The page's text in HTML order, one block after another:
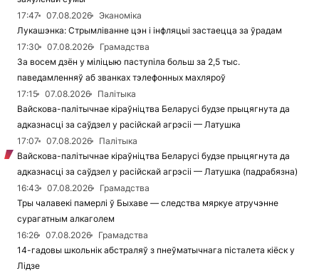
17:47
07.08.2026
Эканоміка
Лукашэнка: Стрымліванне цэн і інфляцыі застаецца за ўрадам
17:30
07.08.2026
Грамадства
За восем дзён у міліцыю паступіла больш за 2,5 тыс.
паведамленняў аб званках тэлефонных махляроў
17:15
07.08.2026
Палітыка
Вайскова-палітычнае кіраўніцтва Беларусі будзе прыцягнута да
адказнасці за саўдзел у расійскай агрэсіі — Латушка
17:07
07.08.2026
Палітыка
Вайскова-палітычнае кіраўніцтва Беларусі будзе прыцягнута да
адказнасці за саўдзел у расійскай агрэсіі — Латушка (падрабязна)
16:43
07.08.2026
Грамадства
Тры чалавекі памерлі ў Быхаве — следства мяркуе атручэнне
сурагатным алкаголем
16:26
07.08.2026
Грамадства
14-гадовы школьнік абстраляў з пнеўматычнага пісталета кіёск у
Лідзе